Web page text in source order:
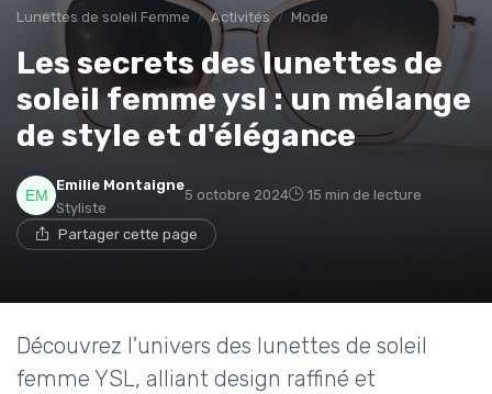
Lunettes de soleil Femme Activités Mode
Les secrets des lunettes de
soleil femme ysl : un mélange
de style et d'élégance
Emilie Montaigne
Styliste
5 octobre 2024 15 min de lecture
Partager cette page
Découvrez l'univers des lunettes de soleil
femme YSL, alliant design raffiné et